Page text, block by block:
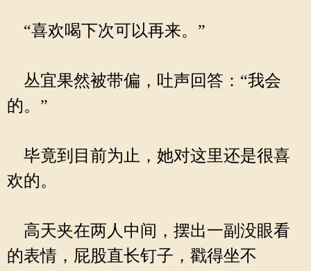
“喜欢喝下次可以再来。”
丛宜果然被带偏，吐声回答：“我会
的。”
毕竟到目前为止，她对这里还是很喜
欢的。
高天夹在两人中间，摆出一副没眼看
的表情，屁股直长钉子，戳得坐不